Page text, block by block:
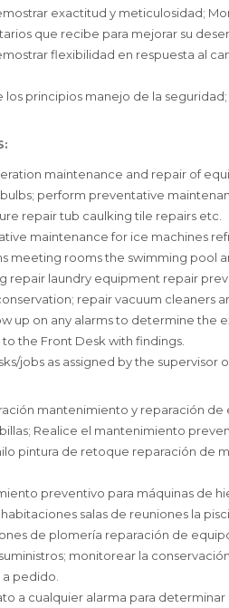
exactitud y meticulosidad;
que recibe para mejorar su
flexibilidad en respuesta al
principios manejo de la
maintenance and repair of
perform preventative
repair tub caulking tile repairs etc.
maintenance for ice machines
meeting rooms the swimming pool
repair laundry equipment repair
repair vacuum cleaners
up on any alarms to determine the
the Front Desk with findings.
jobs as assigned by the supervisor
mantenimiento y reparación de
Realice el mantenimiento
pintura de retoque reparación de
preventivo para máquinas de
salas de reuniones la
de plomería reparación de
monitorear la
pedido.
a cualquier alarma para